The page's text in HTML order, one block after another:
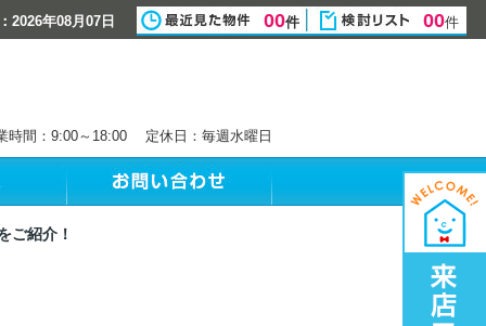
2026年08月07日 00件 00件
時間：9:00～18:00 定休日：毎週水曜日
ご紹介！